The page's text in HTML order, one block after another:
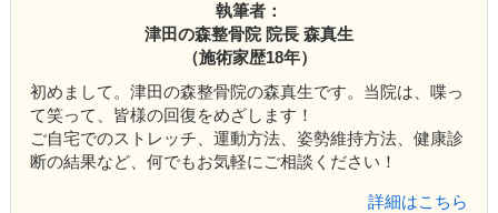
執筆者：
津田の森整骨院 院長 森真生
（施術家歴18年）
初めまして。津田の森整骨院の森真生です。当院は、喋っ
て笑って、皆様の回復をめざします！
ご自宅でのストレッチ、運動方法、姿勢維持方法、健康診
断の結果など、何でもお気軽にご相談ください！
詳細はこちら